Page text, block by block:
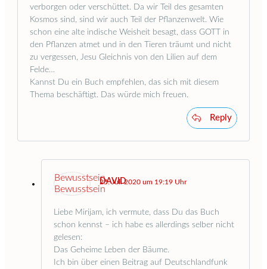
verborgen oder verschüttet. Da wir Teil des gesamten
Kosmos sind, sind wir auch Teil der Pflanzenwelt. Wie
schon eine alte indische Weisheit besagt, dass GOTT in
den Pflanzen atmet und in den Tieren träumt und nicht
zu vergessen, Jesu Gleichnis von den Lilien auf dem
Felde…
Kannst Du ein Buch empfehlen, das sich mit diesem
Thema beschäftigt. Das würde mich freuen.
Reply
DAVID
25. Juli 2020 um 19:19 Uhr
Liebe Mirijam, ich vermute, dass Du das Buch
schon kennst – ich habe es allerdings selber nicht
gelesen:
Das Geheime Leben der Bäume.
Ich bin über einen Beitrag auf Deutschlandfunk